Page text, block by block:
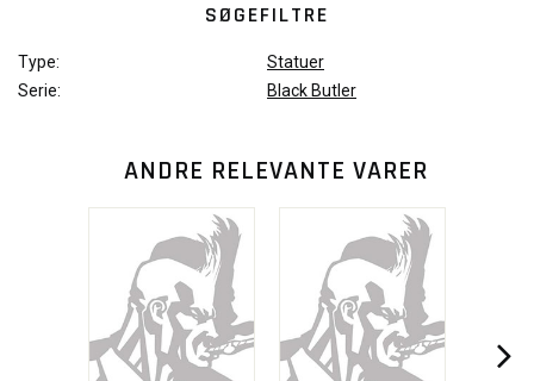
SØGEFILTRE
Type:
Statuer
Serie:
Black Butler
ANDRE RELEVANTE VARER